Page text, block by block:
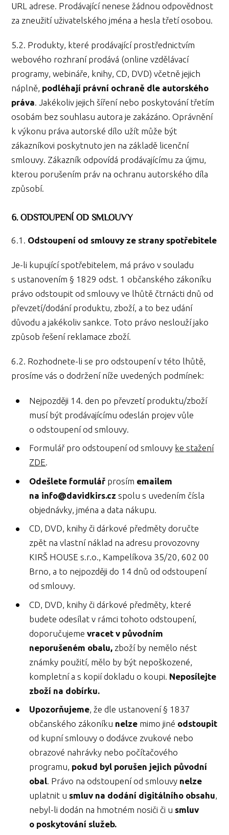
URL adrese. Prodávající nenese žádnou odpovědnost
za zneužití uživatelského jména a hesla třetí osobou.
5.2. Produkty, které prodávající prostřednictvím
webového rozhraní prodává (online vzdělávací
programy, webináře, knihy, CD, DVD) včetně jejich
náplně, podléhají právní ochraně dle autorského
práva. Jakékoliv jejich šíření nebo poskytování třetím
osobám bez souhlasu autora je zakázáno. Oprávnění
k výkonu práva autorské dílo užít může být
zákazníkovi poskytnuto jen na základě licenční
smlouvy. Zákazník odpovídá prodávajícímu za újmu,
kterou porušením práv na ochranu autorského díla
způsobí.
6. ODSTOUPENÍ OD SMLOUVY
6.1. Odstoupení od smlouvy ze strany spotřebitele
Je-li kupující spotřebitelem, má právo v souladu
s ustanovením § 1829 odst. 1 občanského zákoníku
právo odstoupit od smlouvy ve lhůtě čtrnácti dnů od
převzetí/dodání produktu, zboží, a to bez udání
důvodu a jakékoliv sankce. Toto právo neslouží jako
způsob řešení reklamace zboží.
6.2. Rozhodnete-li se pro odstoupení v této lhůtě,
prosíme vás o dodržení níže uvedených podmínek:
Nejpozději 14. den po převzetí produktu/zboží
musí být prodávajícímu odeslán projev vůle
o odstoupení od smlouvy.
Formulář pro odstoupení od smlouvy ke stažení
ZDE.
Odešlete formulář prosím emailem
na info@davidkirs.cz spolu s uvedením čísla
objednávky, jména a data nákupu.
CD, DVD, knihy či dárkové předměty doručte
zpět na vlastní náklad na adresu provozovny
KIRŠ HOUSE s.r.o., Kampelíkova 35/20, 602 00
Brno, a to nejpozději do 14 dnů od odstoupení
od smlouvy.
CD, DVD, knihy či dárkové předměty, které
budete odesílat v rámci tohoto odstoupení,
doporučujemevracet v původním
neporušeném obalu, zboží by nemělo nést
známky použití, mělo by být nepoškozené,
kompletní a s kopií dokladu o koupi. Neposílejte
zboží na dobírku.
Upozorňujeme, že dle ustanovení § 1837
občanského zákoníku nelze mimo jiné odstoupit
od kupní smlouvy o dodávce zvukové nebo
obrazové nahrávky nebo počítačového
programu, pokud byl porušen jejich původní
obal. Právo na odstoupení od smlouvy nelze
uplatnit u smluv na dodání digitálního obsahu,
nebyl-li dodán na hmotném nosiči či u smluv
o poskytování služeb.